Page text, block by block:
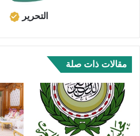
التحرير
مقالات ذات صلة